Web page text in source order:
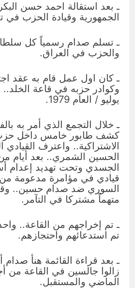
ـ بعد استقالة احمد حسن
الجمهورية وقيادة الحزب في تموز
ـ تسلم صدام رسمياً كل
والحزب في العراق.
ـ كان اول عمل قام به عقد
يوليو / العام 1979.
ـ خلال التجمع الذي أمر به
كشف طابور خامس داخل حزب
الاشتراكية.. واعترف القيادي
الحسين الشمري.. بعد أيام
الجسدي وتحت تهديد إعدام
قيادي في مؤامرة مدعومة
متهماً مشتركا في التآمر.
ـ تم إخراجهم من القاعة..
تم استدعائهم واحتجازهم.
ـ بعد قراءة القائمة هنأ صدام
زالوا جالسين في القاعة من
الماضي والمستقبل.